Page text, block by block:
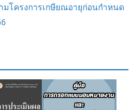
โครงการเกษียณอายุก่อนกำหนด